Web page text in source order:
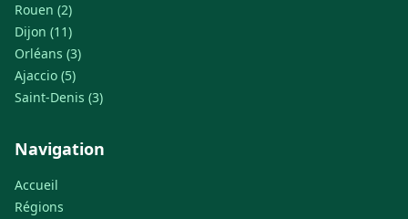
Rouen (2)
Dijon (11)
Orléans (3)
Ajaccio (5)
Saint-Denis (3)
Navigation
Accueil
Régions